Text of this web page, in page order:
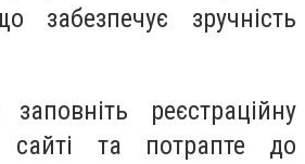
забезпечує зручність
заповніть реєстраційну
та потрапте до